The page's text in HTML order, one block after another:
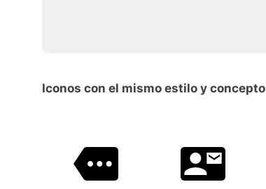
Iconos con el mismo estilo y concepto